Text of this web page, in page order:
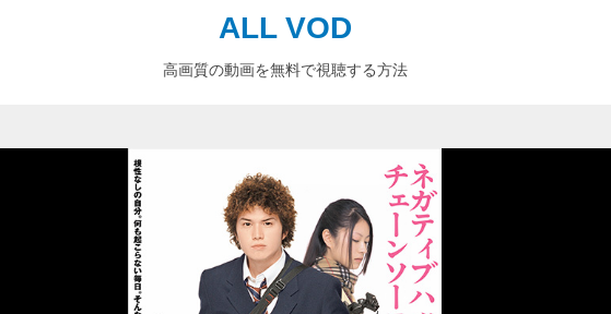
ALL VOD
高画質の動画を無料で視聴する方法